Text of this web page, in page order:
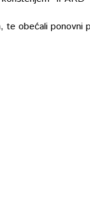
te obećali ponovni